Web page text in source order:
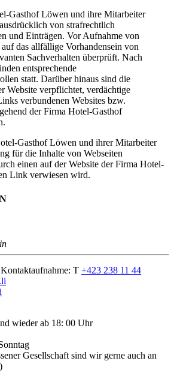
Gasthof Löwen und ihre Mitarbeiter
von strafrechtlich
und Einträgen. Vor Aufnahme von
das allfällige Vorhandensein von
Sachverhalten überprüft. Nach
entsprechende
statt. Darüber hinaus sind die
Website verpflichtet, verdächtige
verbundenen Websites bzw.
der Firma Hotel-Gasthof
Gasthof Löwen und ihrer Mitarbeiter
für die Inhalte von Webseiten
einen auf der Website der Firma Hotel-
Link verwiesen wird.
T +423 238 11 44
wieder ab 18: 00 Uhr
Gesellschaft sind wir gerne auch an